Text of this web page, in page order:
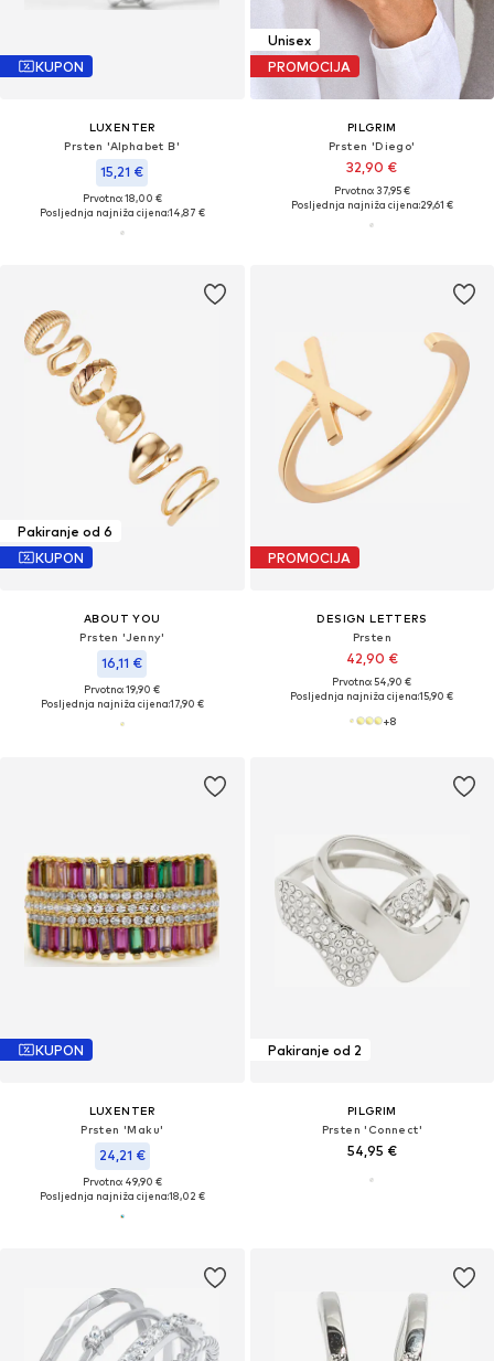
KUPON
LUXENTER
Prsten 'Alphabet B'
15,21 €
Prvotno: 18,00 €
Posljednja najniža cijena:14,87 €
Unisex
PROMOCIJA
PILGRIM
Prsten 'Diego'
32,90 €
Prvotno: 37,95 €
Posljednja najniža cijena:29,61 €
Pakiranje od 6
KUPON
ABOUT YOU
Prsten 'Jenny'
16,11 €
Prvotno: 19,90 €
Posljednja najniža cijena:17,90 €
PROMOCIJA
DESIGN LETTERS
Prsten
42,90 €
Prvotno: 54,90 €
Posljednja najniža cijena:15,90 €
+8
KUPON
LUXENTER
Prsten 'Maku'
24,21 €
Prvotno: 49,90 €
Posljednja najniža cijena:18,02 €
Pakiranje od 2
PILGRIM
Prsten 'Connect'
54,95 €